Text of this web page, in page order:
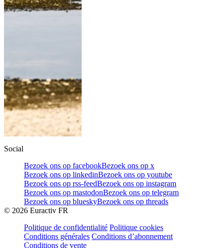
Social
Bezoek ons op facebookBezoek ons op x
Bezoek ons op linkedinBezoek ons op youtube
Bezoek ons op rss-feedBezoek ons op instagram
Bezoek ons op mastodonBezoek ons op telegram
Bezoek ons op blueskyBezoek ons op threads
© 2026 Euractiv FR
Politique de confidentialité Politique cookies
Conditions générales Conditions d’abonnement
Conditions de vente